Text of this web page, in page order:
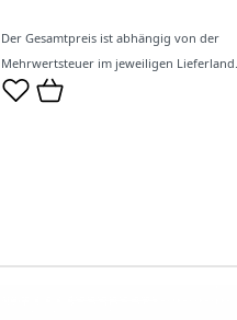
Der Gesamtpreis ist abhängig von der
Mehrwertsteuer im jeweiligen Lieferland.